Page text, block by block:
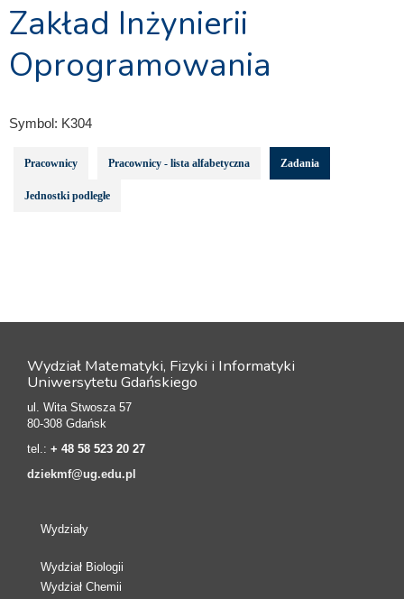
Zakład Inżynierii
Oprogramowania
Symbol: K304
Pracownicy Pracownicy - lista alfabetyczna Zadania
Jednostki podległe
Wydział Matematyki, Fizyki i Informatyki
Uniwersytetu Gdańskiego
ul. Wita Stwosza 57
80-308 Gdańsk
tel.: + 48 58 523 20 27
dziekmf@ug.edu.pl
Wydziały
Wydział Biologii
Wydział Chemii